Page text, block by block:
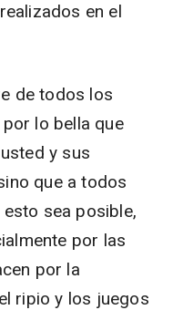
en el
de todos los
lo bella que
y sus
que a todos
sea posible,
por las
por la
ripio y los juegos